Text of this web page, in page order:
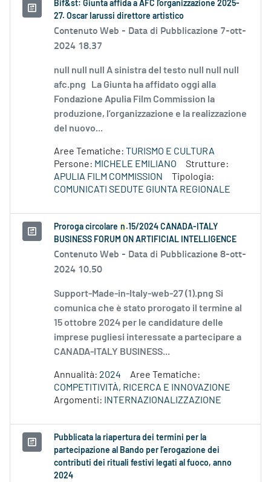
Bif&st: Giunta affida a AFC l'organizzazione 2025-
27. Oscar Iarussi direttore artistico
Contenuto Web - Data di Pubblicazione 7-ott-
2024 18.37
null null null A sinistra del testo null null null
afc.png La Giunta ha affidato oggi alla
Fondazione Apulia Film Commission la
produzione, l’organizzazione e la realizzazione
del nuovo...
Aree Tematiche: TURISMO E CULTURA
Persone: MICHELE EMILIANO
Strutture:
APULIA FILM COMMISSION
Tipologia:
COMUNICATI SEDUTE GIUNTA REGIONALE
Proroga circolare n .15/2024 CANADA-ITALY
BUSINESS FORUM ON ARTIFICIAL INTELLIGENCE
Contenuto Web - Data di Pubblicazione 8-ott-
2024 10.50
Support-Made-in-Italy-web-27 (1).png Si
comunica che è stato prorogato il termine al
15 ottobre 2024 per le candidature delle
imprese pugliesi interessate a partecipare a
CANADA-ITALY BUSINESS...
Annualità: 2024
Aree Tematiche:
COMPETITIVITÀ, RICERCA E INNOVAZIONE
Argomenti:
INTERNAZIONALIZZAZIONE
Pubblicata la riapertura dei termini per la
partecipazione al Bando per l’erogazione dei
contributi dei rituali festivi legati al fuoco, anno
2024